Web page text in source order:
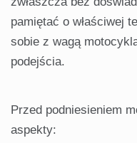
pamiętać o właściwej
sobie z wagą
podejścia.
Przed podniesieniem
aspekty: